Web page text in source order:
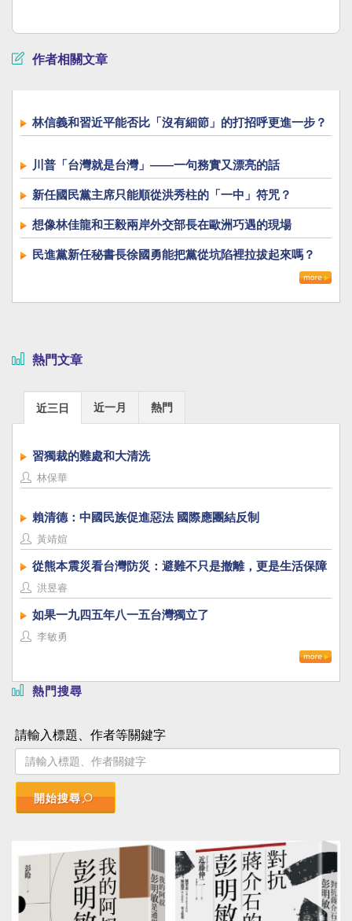
作者相關文章
林信義和習近平能否比「沒有細節」的打招呼更進一步？
川普「台灣就是台灣」——一句務實又漂亮的話
新任國民黨主席只能順從洪秀柱的「一中」符咒？
想像林佳龍和王毅兩岸外交部長在歐洲巧遇的現場
民進黨新任秘書長徐國勇能把黨從坑陷裡拉拔起來嗎？
熱門文章
近三日 近一月 熱門
習獨裁的難處和大清洗
林保華
賴清德：中國民族促進惡法 國際應團結反制
黃靖媗
從熊本震災看台灣防災：避難不只是撤離，更是生活保障
洪昱睿
如果一九四五年八一五台灣獨立了
李敏勇
熱門搜尋
請輸入標題、作者等關鍵字
開始搜尋